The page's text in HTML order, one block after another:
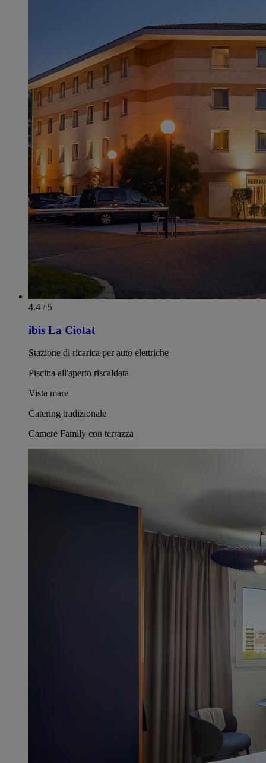
4.4 / 5
ibis La Ciotat
Stazione di ricarica per auto elettriche
Piscina all'aperto riscaldata
Vista mare
Catering tradizionale
Camere Family con terrazza